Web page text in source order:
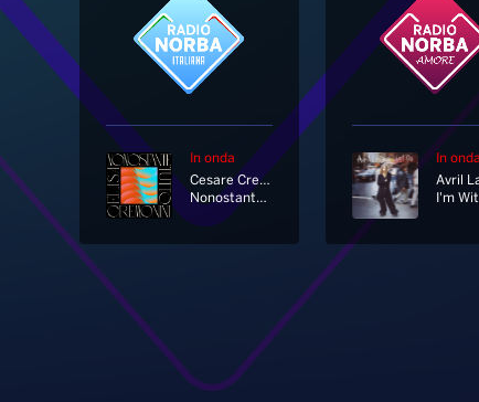
In onda
Cesare Cremonini, Elisa
Nonostante Tutto
In onda
Avril
I'm